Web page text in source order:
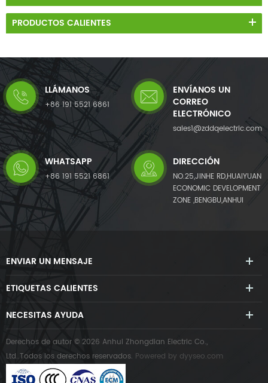
PRODUCTOS CALIENTES
LLÁMANOS
+86 191 5521 6861
ENVÍANOS UN
CORREO
ELECTRÓNICO
sales1@zddqelectric.com
WHATSAPP
+86 191 5521 6861
DIRECCIÓN
NO.25,JINHE RD,HUAIYUAN
ECONOMIC DEVELOPMENT
ZONE ,BENGBU,ANHUI
ENVIAR UN MENSAJE
ETIQUETAS CALIENTES
NECESITAS AYUDA
Derechos de autor © 2026 Anhui Zhongdian Electric Co.,
Ltd..Todos los derechos reservados. Powered by dyyseo.com